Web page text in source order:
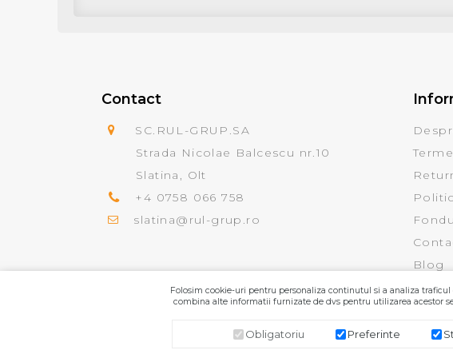
Contact
SC.RUL-GRUP.SA
Strada Nicolae Balcescu nr.10
Slatina, Olt
+4 0758 066 758
slatina@rul-grup.ro
Blog
Folosim cookie-uri pentru personaliza continutul si a analiza
combina alte informatii furnizate de dvs pentru utilizarea acestor
Obligatoriu Preferinte